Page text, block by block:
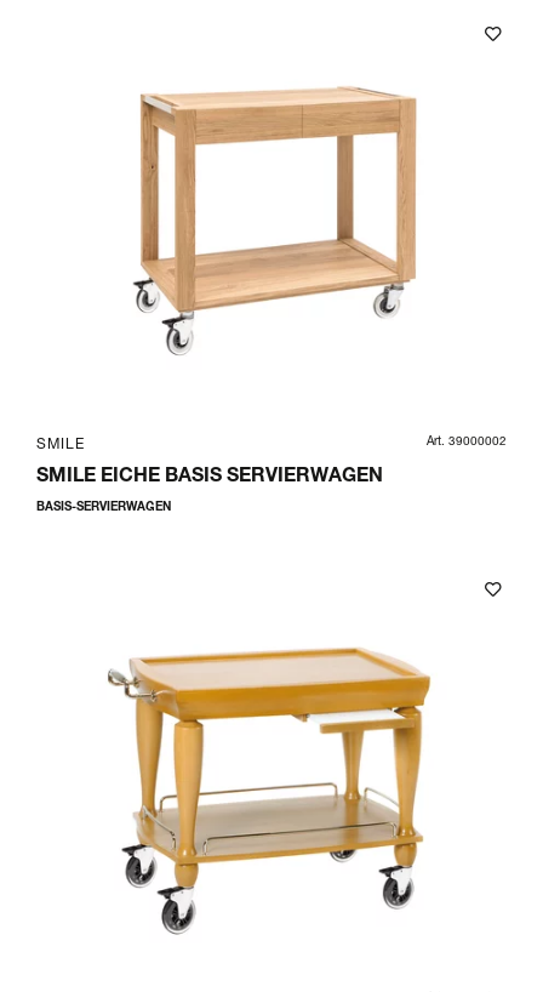
SMILE Art. 39000002
SMILE EICHE BASIS SERVIERWAGEN
BASIS-SERVIERWAGEN